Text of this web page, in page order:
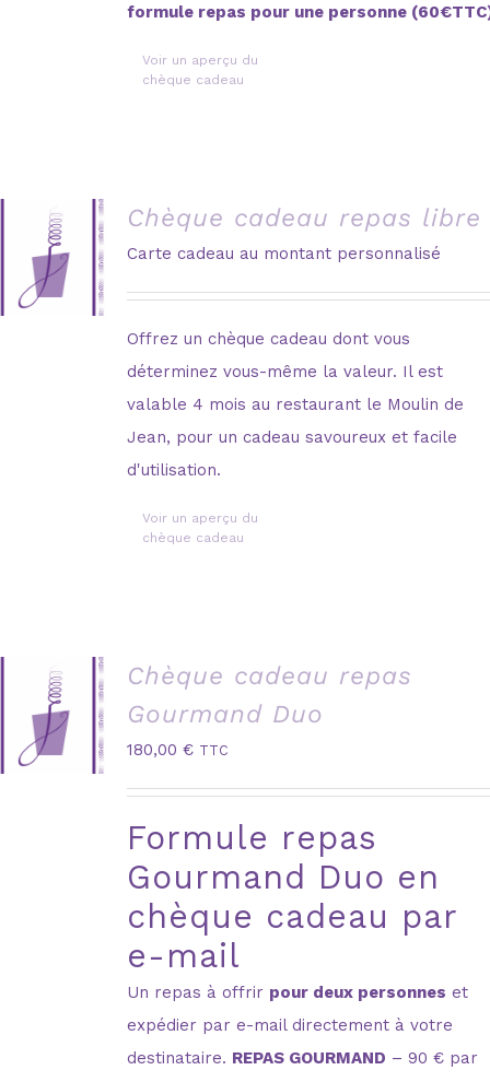
formule repas pour une personne
Voir un aperçu du
chèque cadeau
VOIR LA
CARTE
Chèque cadeau repas libre
Carte cadeau au montant personnalisé
Offrez un chèque cadeau dont vous
déterminez vous-même la valeur. Il est
valable 4 mois au restaurant le Moulin de
Jean, pour un cadeau savoureux et facile
d'utilisation.
Voir un aperçu du
chèque cadeau
VOIR LA
CARTE
Chèque cadeau repas
Gourmand Duo
180,00€ TTC
Formule repas
Gourmand Duo en
chèque cadeau par
e-mail
Un repas à offrir pour deux personnes et
expédier par e-mail directement à votre
destinataire. REPAS GOURMAND – 90 € par